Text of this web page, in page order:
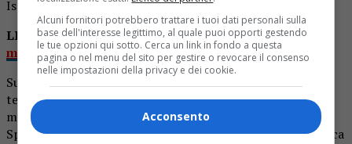
Isola Buona, zona dove è avvenuta la tragedia.
LEGGI ANCHE:Muore folgorato mentre cambia la
macchina del caffè in un bar
Sul posto sono intervenuti i medici del 118 che hanno
tentato di rianimarlo, operazione durata più di quaranta
minuti, ma ogni tentativo è risultato vano, i tecnici dello
Spresal oltre ai carabinieri di Acqui per stabilire la dinamica
Alcuni fornitori potrebbero trattare i tuoi dati personali sulla
base dell'interesse legittimo, al quale puoi opporti gestendo
le tue opzioni qui sotto. Cerca un link in fondo a questa
pagina o nel menu del sito per gestire o revocare il consenso
nelle impostazioni della privacy e dei cookie.
Acconsento